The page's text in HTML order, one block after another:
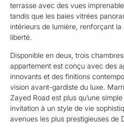
terrasse avec des vues
tandis que les baies vitrées
intérieurs de lumière, renforçant
liberté.
Disponible en deux, trois
appartement est conçu avec des
innovants et des finitions
vision avant-gardiste du luxe.
Zayed Road est plus qu’une
invitation à un style de vie
avenues les plus prestigieuses de